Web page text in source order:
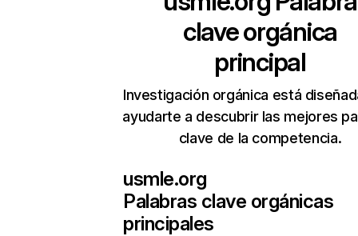
clave orgánica
principal
Investigación orgánica está
ayudarte a descubrir las mejores
clave de la competencia.
usmle.org
Palabras clave orgánicas
principales